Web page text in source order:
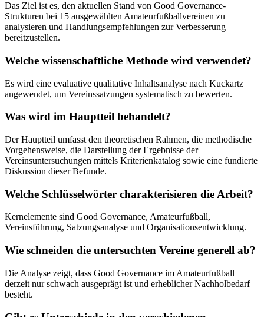
Das Ziel ist es, den aktuellen Stand von Good Governance-
Strukturen bei 15 ausgewählten Amateurfußballvereinen zu
analysieren und Handlungsempfehlungen zur Verbesserung
bereitzustellen.
Welche wissenschaftliche Methode wird verwendet?
Es wird eine evaluative qualitative Inhaltsanalyse nach Kuckartz
angewendet, um Vereinssatzungen systematisch zu bewerten.
Was wird im Hauptteil behandelt?
Der Hauptteil umfasst den theoretischen Rahmen, die methodische
Vorgehensweise, die Darstellung der Ergebnisse der
Vereinsuntersuchungen mittels Kriterienkatalog sowie eine fundierte
Diskussion dieser Befunde.
Welche Schlüsselwörter charakterisieren die Arbeit?
Kernelemente sind Good Governance, Amateurfußball,
Vereinsführung, Satzungsanalyse und Organisationsentwicklung.
Wie schneiden die untersuchten Vereine generell ab?
Die Analyse zeigt, dass Good Governance im Amateurfußball
derzeit nur schwach ausgeprägt ist und erheblicher Nachholbedarf
besteht.